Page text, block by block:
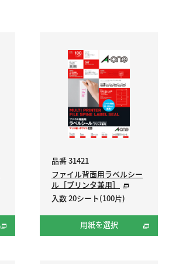
品番 31421
ファイル背面用ラベルシー
ル［プリンタ兼用］
入数 20シート(100片)
用紙を選択